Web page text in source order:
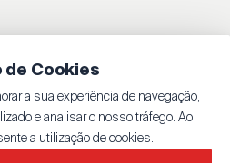
Recordati, S.A.
| 100% GET ON
de Privacidade
de Cookies
a sua experiência de navegação,
e analisar o nosso tráfego. Ao
a utilização de cookies.